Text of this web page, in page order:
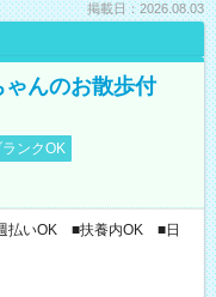
掲載日：2026.08.03
ゃんのお散歩付
ランクOK
払いOK ■扶養内OK ■日